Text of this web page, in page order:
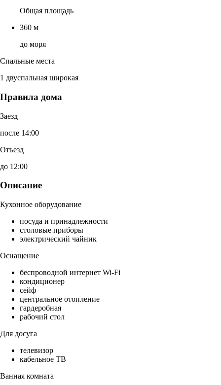
Общая площадь
360 м
до моря
Спальные места
1 двуспальная широкая
Правила дома
Заезд
после 14:00
Отъезд
до 12:00
Описание
Кухонное оборудование
посуда и принадлежности
столовые приборы
электрический чайник
Оснащение
беспроводной интернет Wi-Fi
кондиционер
сейф
центральное отопление
гардеробная
рабочий стол
Для досуга
телевизор
кабельное ТВ
Ванная комната